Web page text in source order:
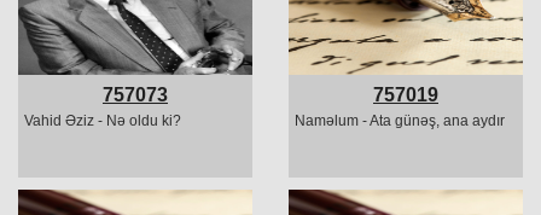
757073
Vahid Əziz - Nə oldu ki?
757019
Naməlum - Ata günəş, ana aydır